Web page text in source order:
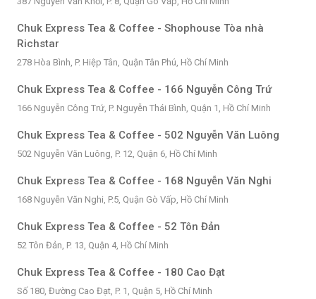
Chuk Express Tea & Coffee - Shophouse Tòa nhà
Richstar
278 Hòa Bình, P. Hiệp Tân, Quận Tân Phú, Hồ Chí Minh
Chuk Express Tea & Coffee - 166 Nguyễn Công Trứ
166 Nguyễn Công Trứ, P. Nguyễn Thái Bình, Quận 1, Hồ Chí Minh
Chuk Express Tea & Coffee - 502 Nguyễn Văn Luông
502 Nguyễn Văn Luông, P. 12, Quận 6, Hồ Chí Minh
Chuk Express Tea & Coffee - 168 Nguyễn Văn Nghi
168 Nguyễn Văn Nghi, P.5, Quận Gò Vấp, Hồ Chí Minh
Chuk Express Tea & Coffee - 52 Tôn Đản
52 Tôn Đản, P. 13, Quận 4, Hồ Chí Minh
Chuk Express Tea & Coffee - 180 Cao Đạt
Số 180, Đường Cao Đạt, P. 1, Quận 5, Hồ Chí Minh